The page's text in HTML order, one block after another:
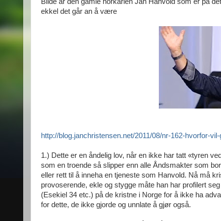
ekkel det går an å være
http://blog.janchristensen.net/2011/08/nr-162-hvorfor-
1.) Dette er en åndelig lov, når en ikke har tatt «tyren
som en troende så slipper enn alle Åndsmakter som
eller rett til å inneha en tjeneste som Hanvold. Nå må
provoserende, ekle og stygge måte han har profilert
(Esekiel 34 etc.) på de kristne i Norge for å ikke ha
for dette, de ikke gjorde og unnlate å gjør også.